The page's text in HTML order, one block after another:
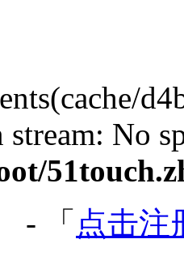
No
- 「 点击注